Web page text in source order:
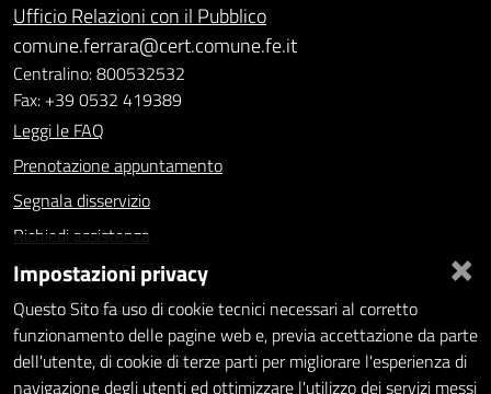
Ufficio Relazioni con il Pubblico
comune.ferrara@cert.comune.fe.it
Centralino: 800532532
Fax: +39 0532 419389
Leggi le FAQ
Prenotazione appuntamento
Segnala disservizio
Richiedi assistenza
Statistiche dei Siti web
Intranet - accesso riservato
Amministrazione trasparente
×
Impostazioni privacy
Questo Sito fa uso di cookie tecnici necessari al corretto
funzionamento delle pagine web e, previa accettazione da parte
dell'utente, di cookie di terze parti per migliorare l'esperienza di
navigazione degli utenti ed ottimizzare l'utilizzo dei servizi messi